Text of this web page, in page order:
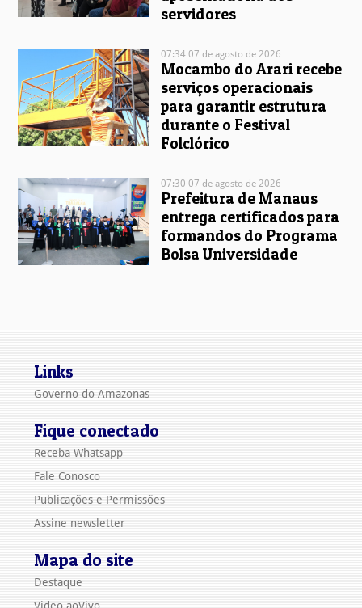
servidores
07:34 07 de agosto de 2026
Mocambo do Arari recebe
serviços operacionais
para garantir estrutura
durante o Festival
Folclórico
07:30 07 de agosto de 2026
Prefeitura de Manaus
entrega certificados para
formandos do Programa
Bolsa Universidade
Links
Governo do Amazonas
Fique conectado
Receba Whatsapp
Fale Conosco
Publicações e Permissões
Assine newsletter
Mapa do site
Destaque
Video aoVivo